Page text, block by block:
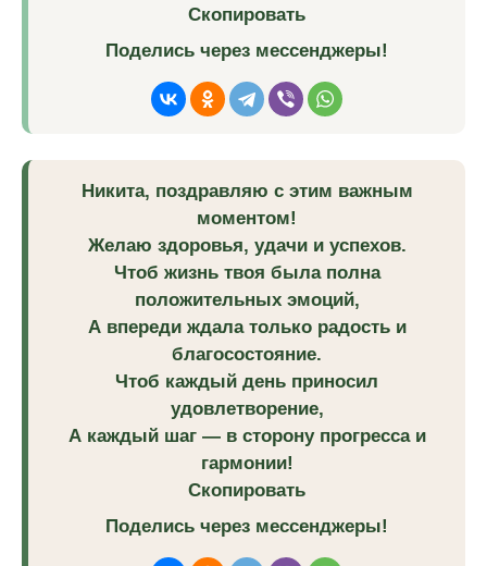
Скопировать
Поделись через мессенджеры!
Никита, поздравляю с этим важным
моментом!
Желаю здоровья, удачи и успехов.
Чтоб жизнь твоя была полна
положительных эмоций,
А впереди ждала только радость и
благосостояние.
Чтоб каждый день приносил
удовлетворение,
А каждый шаг — в сторону прогресса и
гармонии!
Скопировать
Поделись через мессенджеры!